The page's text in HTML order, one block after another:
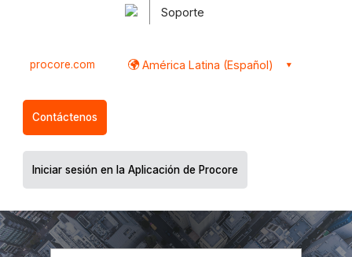
Soporte
procore.com América Latina (Español)
Contáctenos
Iniciar sesión en la Aplicación de Procore